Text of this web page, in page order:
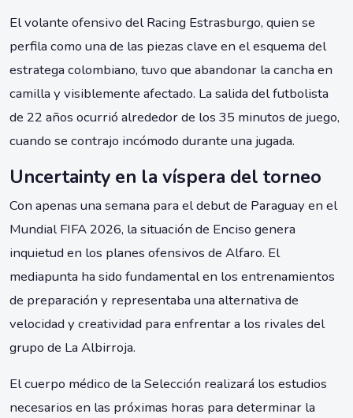
El volante ofensivo del Racing Estrasburgo, quien se
perfila como una de las piezas clave en el esquema del
estratega colombiano, tuvo que abandonar la cancha en
camilla y visiblemente afectado. La salida del futbolista
de 22 años ocurrió alrededor de los 35 minutos de juego,
cuando se contrajo incómodo durante una jugada.
Uncertainty en la víspera del torneo
Con apenas una semana para el debut de Paraguay en el
Mundial FIFA 2026, la situación de Enciso genera
inquietud en los planes ofensivos de Alfaro. El
mediapunta ha sido fundamental en los entrenamientos
de preparación y representaba una alternativa de
velocidad y creatividad para enfrentar a los rivales del
grupo de La Albirroja.
El cuerpo médico de la Selección realizará los estudios
necesarios en las próximas horas para determinar la